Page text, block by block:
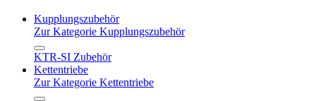
Kupplungszubehör
Zur Kategorie Kupplungszubehör
KTR-SI Zubehör
Kettentriebe
Zur Kategorie Kettentriebe